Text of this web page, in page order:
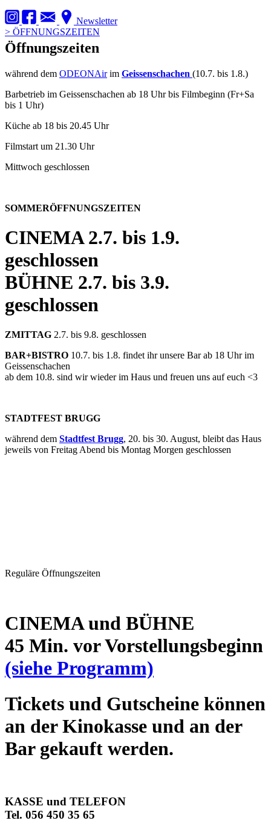
Newsletter
> ÖFFNUNGSZEITEN
Öffnungszeiten
während dem ODEONAirim Geissenschachen (10.7. bis 1.8.)
Barbetrieb im Geissenschachen ab 18 Uhr bis Filmbeginn (Fr+Sa
bis 1 Uhr)
Küche ab 18 bis 20.45 Uhr
Filmstart um 21.30 Uhr
Mittwoch geschlossen
SOMMERÖFFNUNGSZEITEN
CINEMA2.7. bis 1.9.
geschlossen
BÜHNE 2.7. bis 3.9.
geschlossen
ZMITTAG 2.7. bis 9.8. geschlossen
BAR+BISTRO 10.7. bis 1.8. findet ihr unsere Bar ab 18 Uhr im
Geissenschachen
ab dem 10.8. sind wir wieder im Haus und freuen uns auf euch <3
STADTFEST BRUGG
während dem Stadtfest Brugg, 20. bis 30. August, bleibt das Haus
jeweils von Freitag Abend bis Montag Morgen geschlossen
Reguläre Öffnungszeiten
CINEMA und BÜHNE
45 Min. vor Vorstellungsbeginn
(siehe Programm)
Tickets und Gutscheine können
an der Kinokasse und an der
Bar gekauft werden.
KASSE und TELEFON
Tel. 056 450 35 65